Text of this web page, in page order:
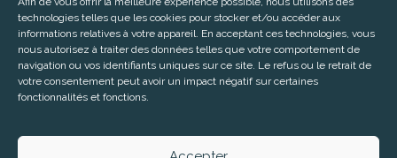
technologies telles que les cookies pour stocker et/ou accéder aux
informations relatives à votre appareil. En acceptant ces technologies, vous
nous autorisez à traiter des données telles que votre comportement de
navigation ou vos identifiants uniques sur ce site. Le refus ou le retrait de
votre consentement peut avoir un impact négatif sur certaines
fonctionnalités et fonctions.
CONTACT DISCLAIMER
PRIVACY POLICY
COOKIE POLICY
S’INSCRIRE À NOS COMMUNIQUÉS DE PRESSE
AEDIFICA COOKIE MANAGER